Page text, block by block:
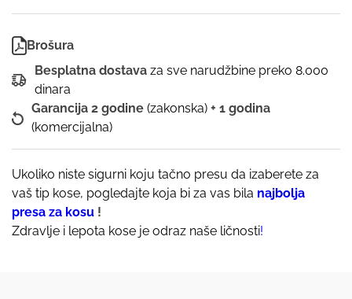
Brošura
Besplatna dostava za sve narudžbine preko 8.000
dinara
Garancija 2 godine (zakonska) + 1 godina
(komercijalna)
Ukoliko niste sigurni koju tačno presu da izaberete za
vaš tip kose, pogledajte koja bi za vas bila najbolja
presa za kosu !
Zdravlje i lepota kose je odraz naše ličnosti!